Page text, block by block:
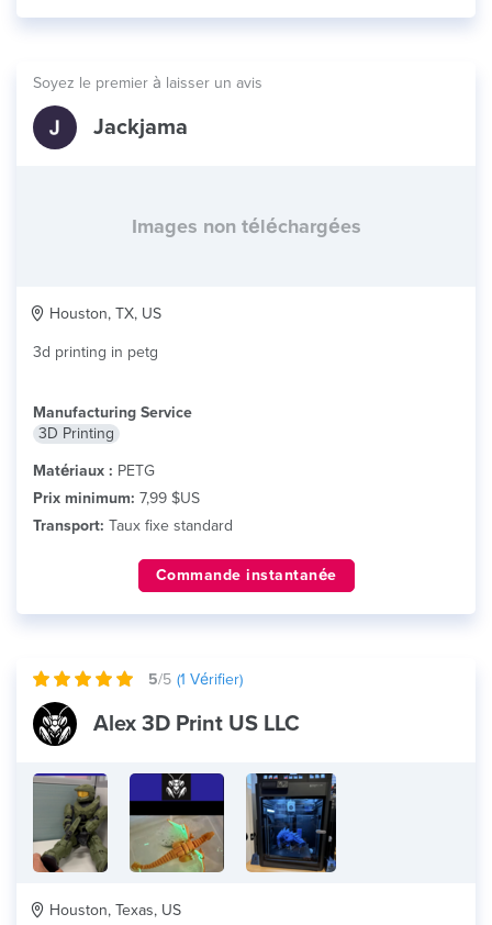
Soyez le premier à laisser un avis
Jackjama
Images non téléchargées
Houston, TX, US
3d printing in petg
Manufacturing Service
3D Printing
Matériaux : PETG
Prix minimum: 7,99 $US
Transport: Taux fixe standard
Commande instantanée
5/5 (1 Vérifier)
Alex 3D Print US LLC
Houston, Texas, US